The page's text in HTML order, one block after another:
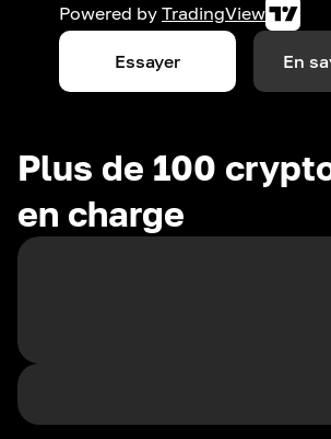
Powered by TradingView
Essayer En
Plus de 100
en charge